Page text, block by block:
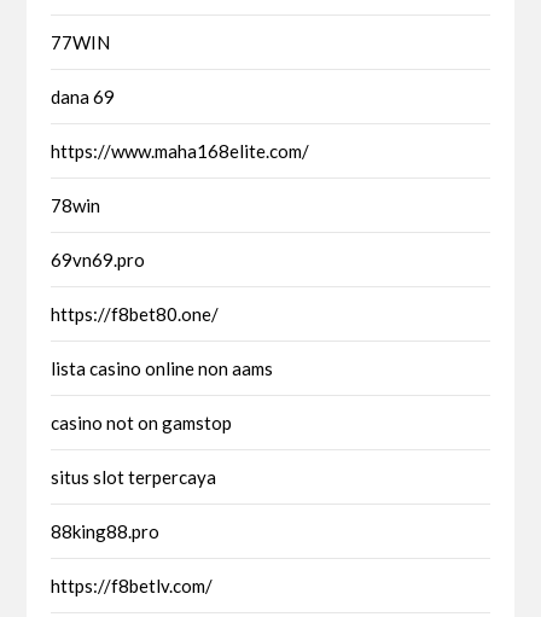
77WIN
dana 69
https://www.maha168elite.com/
78win
69vn69.pro
https://f8bet80.one/
lista casino online non aams
casino not on gamstop
situs slot terpercaya
88king88.pro
https://f8betlv.com/